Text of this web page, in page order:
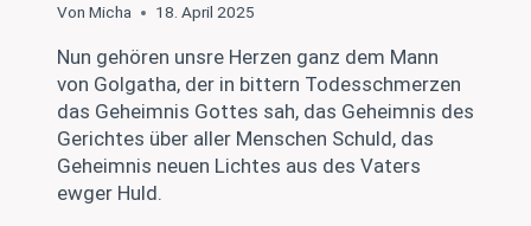
Von Micha 18. April 2025
Nun gehören unsre Herzen ganz dem Mann
von Golgatha, der in bittern Todesschmerzen
das Geheimnis Gottes sah, das Geheimnis des
Gerichtes über aller Menschen Schuld, das
Geheimnis neuen Lichtes aus des Vaters
ewger Huld.